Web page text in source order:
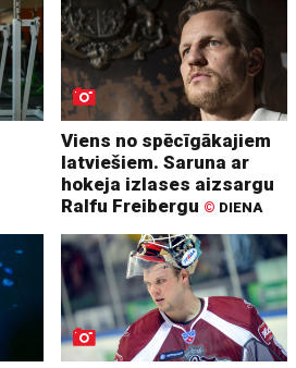
Viens no spēcīgākajiem
latviešiem. Saruna ar
hokeja izlases aizsargu
Ralfu Freibergu © DIENA